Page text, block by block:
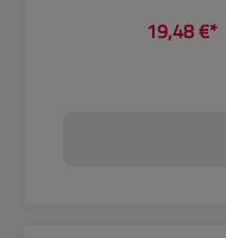
19,48 €*